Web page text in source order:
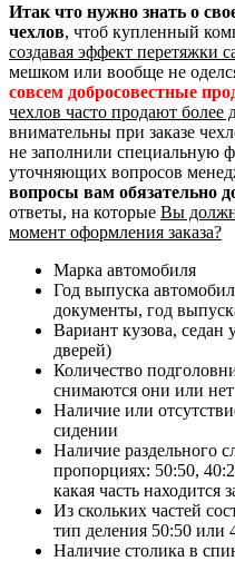
Итак что нужно знать о
чехлов, чтоб купленный
создавая эффект перетяжки
мешком или вообще не
совсем добросовестные
чехлов часто продают
внимательны при заказе
не заполнили специальную
уточняющих вопросов
вопросы вам обязательно
ответы, на которые Вы
момент оформления заказа?
Марка автомобиля
Год выпуска
документы, год
Вариант кузова, седан
дверей)
Количество
снимаются они или нет
Наличие или
сидении
Наличие раздельного
пропорциях: 50:50,
какая часть находится
Из скольких частей
тип деления 50:50 или
Наличие столика в